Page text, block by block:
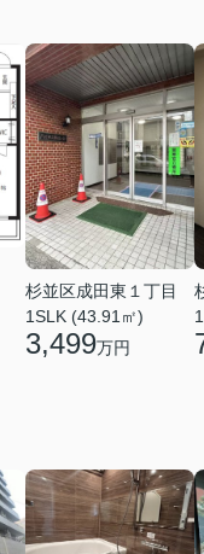
杉並区成田東１丁目
1SLK (43.91㎡)
3,499万円